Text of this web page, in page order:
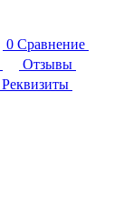
0 Сравнение
Отзывы
Реквизиты